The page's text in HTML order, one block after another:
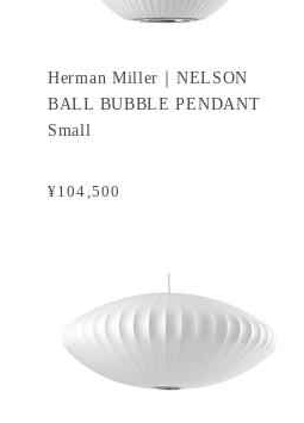
¥104,500
Herman Miller｜NELSON
BALL BUBBLE PENDANT
Small